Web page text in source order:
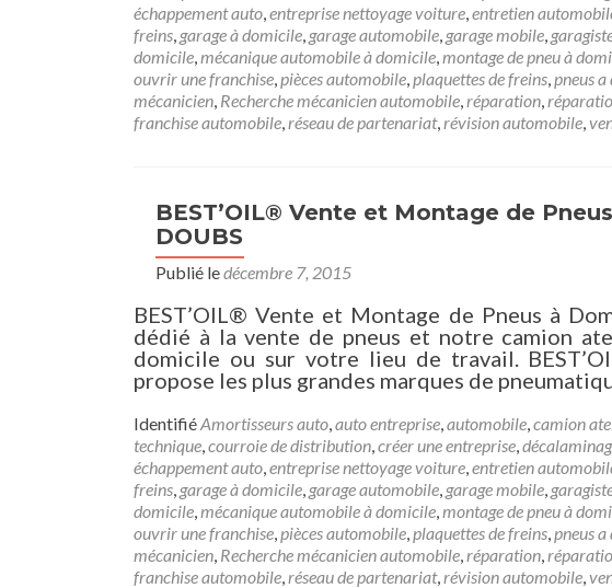
échappement auto,entreprise nettoyage voiture,entretien
freins, garage à domicile, garage automobile, garage mobile,
domicile,mécanique automobile à domicile,montage de pneu à
ouvrir une franchise,pièces automobile,plaquettes de freins,pneus
mécanicien, Recherche mécanicien automobile,réparation,
franchise automobile,réseau de partenariat,révision automobile,
BEST’OIL® Vente et Montage de
DOUBS
Publié ledécembre 7, 2015
BEST’OIL® Vente et Montage de Pneus à
dédié à la vente de pneus et notre camion
domicile ou sur votre lieu de travail.
propose les plus grandes marques de
IdentifiéAmortisseurs auto,auto entreprise,automobile,camion
technique,courroie de distribution,créer une entreprise,
échappement auto,entreprise nettoyage voiture,entretien
freins, garage à domicile, garage automobile, garage mobile,
domicile,mécanique automobile à domicile,montage de pneu à
ouvrir une franchise,pièces automobile,plaquettes de freins,pneus
mécanicien, Recherche mécanicien automobile,réparation,
franchise automobile,réseau de partenariat,révision automobile,